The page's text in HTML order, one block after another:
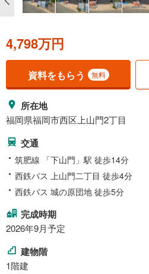
4,798万円
資料をもらう 無料
所在地
福岡県福岡市西区上山門2丁目
交通
筑肥線 「下山門」駅 徒歩14分
西鉄バス 上山門二丁目 徒歩4分
西鉄バス 城の原団地 徒歩5分
完成時期
2026年9月予定
建物階
1階建